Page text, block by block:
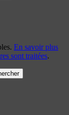
En savoir plus
sont traitées.